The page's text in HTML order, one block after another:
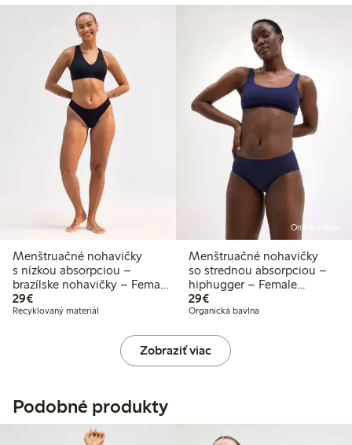
Menštruačné nohavičky
s nízkou absorpciou –
brazílske nohavičky – Female
Engineering
29€29,00 €
Recyklovaný materiál
Online edition
Menštruačné nohavičky
so strednou absorpciou –
hiphugger – Female
Engineering
29€29,00 €
Organická bavlna
Zobraziť viac
Podobné produkty